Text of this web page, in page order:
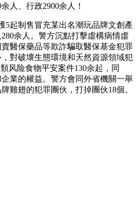
人、行政2900余人！
起制售冒充某出名潮玩品牌文創產
余人。警方沉點打擊虛構病情虛
醫保藥品等欺詐騙取醫保基金犯罪
對破壞生態環境和天然資源領域犯
风险食物平安案件130余起，同
業的權益。警方會同外省機關一舉
雞翅的犯罪團伙，打掉團伙18個。